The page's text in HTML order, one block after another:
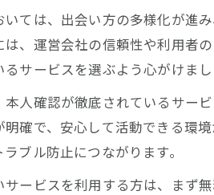
いては、出会い方の多様化が進
は、運営会社の信頼性や利用者
サービスを選ぶよう心がけまし
本人確認が徹底されているサー
明確で、安心して活動できる環
ブル防止につながります。
サービスを利用する方は、まず